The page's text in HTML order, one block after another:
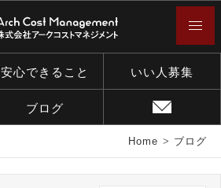
安心できること いい人募集
ブログ
Home > ブログ